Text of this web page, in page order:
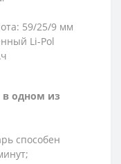
59/25/9 мм
Li-Pol
одном из
способен